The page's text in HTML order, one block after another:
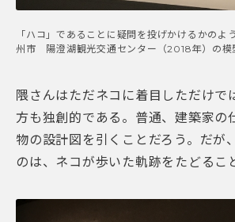
「ハコ」であることに疑問を投げかけるかのよ
州市 陽澄湖観光交通センター（2018年）の模
隈さんはただネコに着目しただけで
方も独創的である。普通、建築家の
物の設計図を引くことだろう。だが
のは、ネコが歩いた軌跡をたどるこ